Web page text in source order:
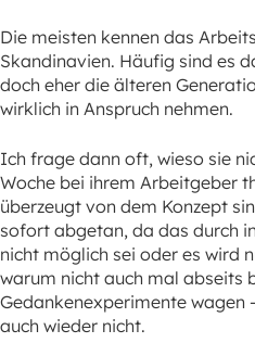
Die meisten kennen das
Skandinavien. Häufig sind es
doch eher die älteren
wirklich in Anspruch nehmen.
Ich frage dann oft, wieso sie
Woche bei ihrem Arbeitgeber
überzeugt von dem Konzept
sofort abgetan, da das durch
nicht möglich sei oder es wird
warum nicht auch mal abseits
Gedankenexperimente wagen
auch wieder nicht.